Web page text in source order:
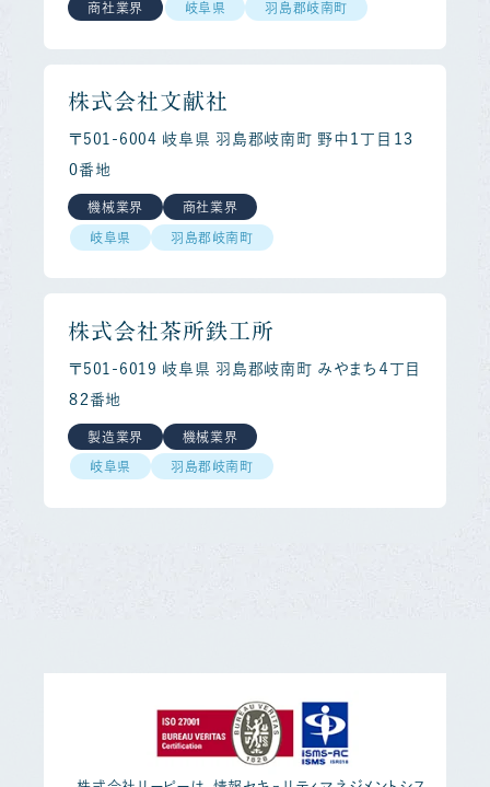
商社業界 岐阜県 羽島郡岐南町
株式会社文献社
〒501-6004 岐阜県 羽島郡岐南町 野中１丁目１３
０番地
機械業界 商社業界
岐阜県 羽島郡岐南町
株式会社茶所鉄工所
〒501-6019 岐阜県 羽島郡岐南町 みやまち４丁目
８２番地
製造業界 機械業界
岐阜県 羽島郡岐南町